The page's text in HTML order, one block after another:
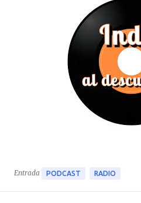
Entrada PODCAST RADIO